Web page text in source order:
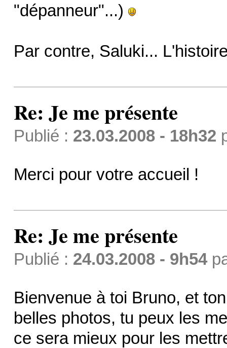
"dépanneur"...)
Par contre, Saluki...
Re: Je me présente
Publié : 23.03.2008 - 18h32
Merci pour votre accueil !
Re: Je me présente
Publié : 24.03.2008 - 9h54
Bienvenue à toi Bruno, et
belles photos, tu peux les
ce sera mieux pour les